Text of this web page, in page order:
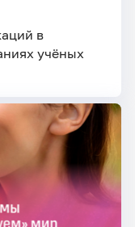
в
учёных